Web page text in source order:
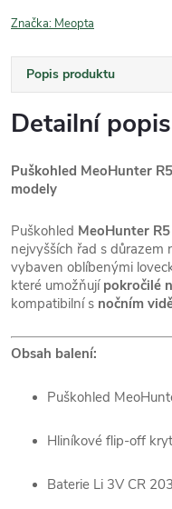
Značka: Meopta
Popis produktu
Detailní
Puškohled MeoHunter
modely
Puškohled MeoHunter R5
nejvyšších řad s důrazem
vybaven oblíbenými
které umožňují pokročilé
kompatibilní s nočním
Obsah balení:
Puškohled
Hliníkové flip-off
Baterie Li 3V CR